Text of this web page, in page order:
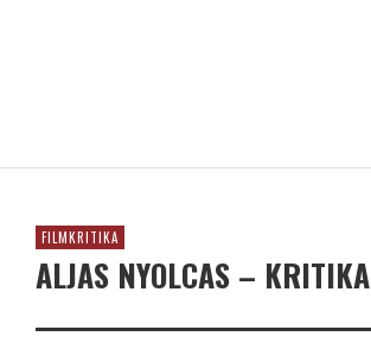
FILMKRITIKA
ALJAS NYOLCAS – KRITIKA